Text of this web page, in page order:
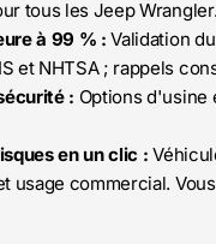
tous les Jeep Wrangler.
à 99 % : Validation
et NHTSA ; rappels
: Options d'usine
en un clic :
usage commercial.